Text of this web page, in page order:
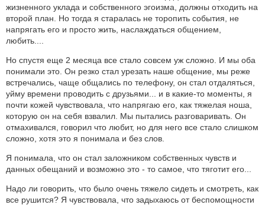
жизненного уклада и собственного эгоизма, должны отходить на
второй план. Но тогда я старалась не торопить события, не
напрягать его и просто жить, наслаждаться общением,
любить....
Но спустя еще 2 месяца все стало совсем уж сложно. И мы оба
понимали это. Он резко стал урезать наше общение, мы реже
встречались, чаще общались по телефону, он стал отдаляться,
уйму времени проводить с друзьями... и в какие-то моменты, я
почти кожей чувствовала, что напрягаю его, как тяжелая ноша,
которую он на себя взвалил. Мы пытались разговаривать. Он
отмахивался, говорил что любит, но для него все стало слишком
сложно, хотя это я понимала и без слов.
Я понимала, что он стал заложником собственных чувств и
данных обещаний и возможно это - то самое, что тяготит его...
Надо ли говорить, что было очень тяжело сидеть и смотреть, как
все рушится? Я чувствовала, что задыхаюсь от беспомощности